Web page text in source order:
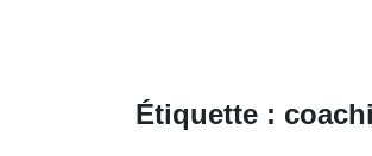
Étiquette :